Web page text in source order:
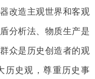
改造主观世界和客观
分析法、物质生产是
众是历史创造者的观
历史观，尊重历史事